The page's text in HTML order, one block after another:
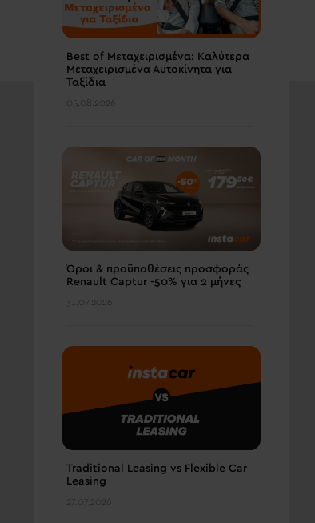
Best of Μεταχειρισμένα: Καλύτερα
Μεταχειρισμένα Αυτοκίνητα για
Ταξίδια
05.08.2026
Όροι & προϋποθέσεις πρoσφοράς
Renault Captur -50% για 2 μήνες
31.07.2026
Traditional Leasing vs Flexible Car
Leasing
27.07.2026